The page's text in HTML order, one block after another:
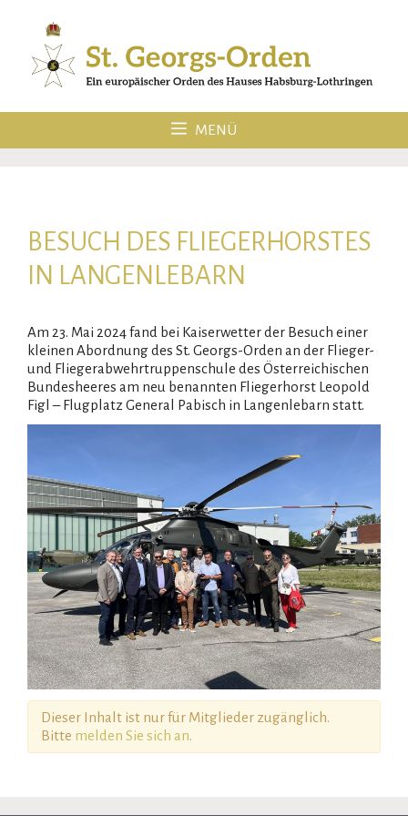
springen
MENÜ
BESUCH DES FLIEGERHORSTES
IN LANGENLEBARN
Am 23. Mai 2024 fand bei Kaiserwetter der Besuch einer
kleinen Abordnung des St. Georgs-Orden an der Flieger-
und Fliegerabwehrtruppenschule des Österreichischen
Bundesheeres am neu benannten Fliegerhorst Leopold
Figl – Flugplatz General Pabisch in Langenlebarn statt.
Dieser Inhalt ist nur für Mitglieder zugänglich.
Bitte melden Sie sich an.